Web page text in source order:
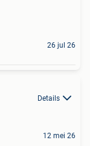
26 jul 26
Details
12 mei 26